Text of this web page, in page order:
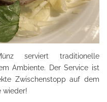
serviert traditionelle
Ambiente. Der Service ist
Zwischenstopp auf dem
wieder!